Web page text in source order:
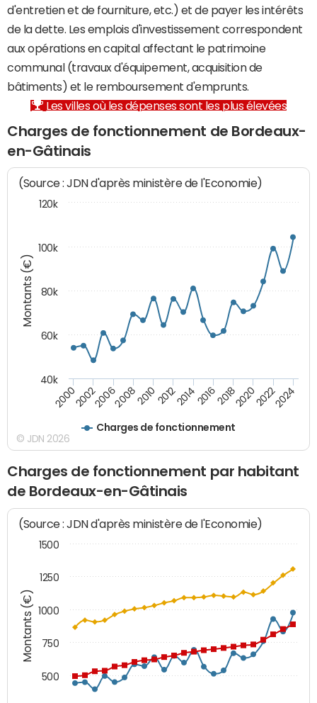
d'entretien et de fourniture, etc.) et de payer les intérêts
de la dette. Les emplois d'investissement correspondent
aux opérations en capital affectant le patrimoine
communal (travaux d'équipement, acquisition de
bâtiments) et le remboursement d'emprunts.
Les villes où les dépenses sont les plus élevées
Charges de fonctionnement de Bordeaux-
en-Gâtinais
Montants (€)
(Source : JDN d'après ministère de l'Economie)
Charges de fonctionnement
200020022006200820102012201420162018202020222024
40k
60k
80k
100k
120k
© JDN 2026
Charges de fonctionnement par habitant
de Bordeaux-en-Gâtinais
Montants (€)
(Source : JDN d'après ministère de l'Economie)
500
750
1000
1250
1500